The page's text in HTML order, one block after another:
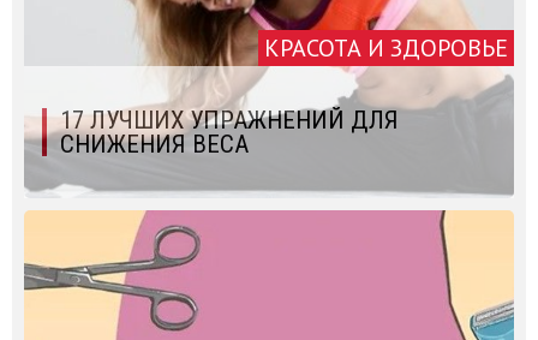
КРАСОТА И ЗДОРОВЬЕ
17 ЛУЧШИХ УПРАЖНЕНИЙ ДЛЯ
СНИЖЕНИЯ ВЕСА